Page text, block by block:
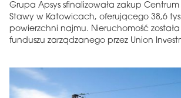
Grupa Apsys sfinalizowała zakup
Stawy w Katowicach, oferującego 38,6
powierzchni najmu. Nieruchomość
funduszu zarządzanego przez Union